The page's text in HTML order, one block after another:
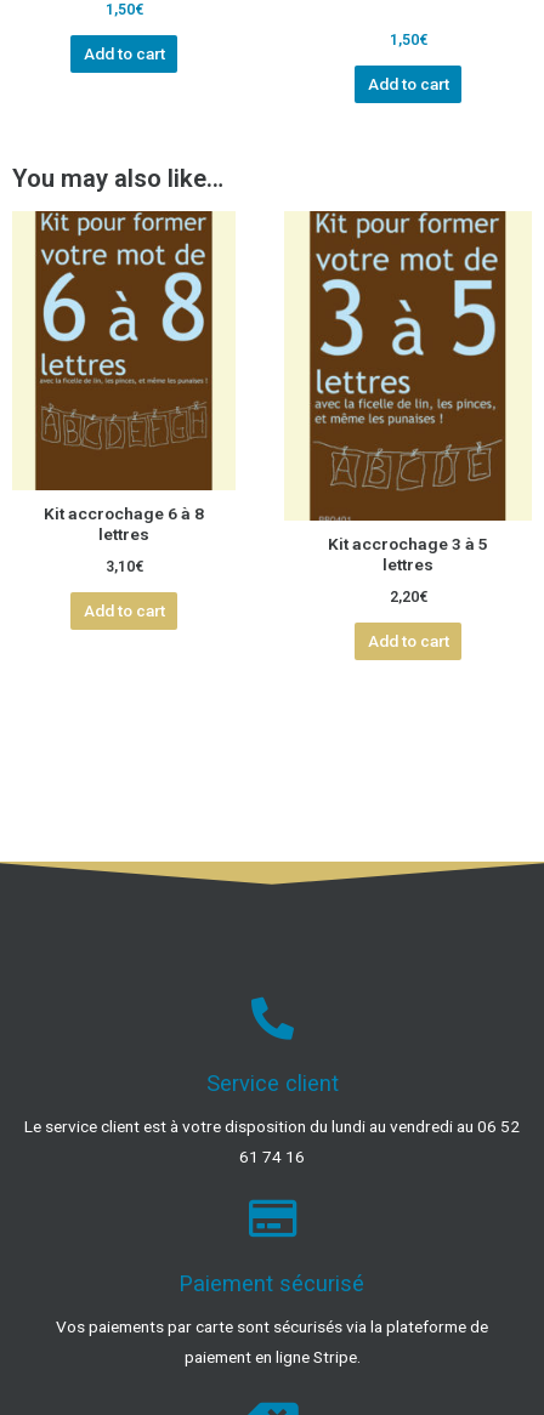
1,50€
Add to cart
1,50€
Add to cart
You may also like…
Kit accrochage 6 à 8
lettres
3,10€
Add to cart
Kit accrochage 3 à 5
lettres
2,20€
Add to cart
Service client
Le service client est à votre disposition du lundi au vendredi au 06 52
61 74 16
Paiement sécurisé
Vos paiements par carte sont sécurisés via la plateforme de
paiement en ligne Stripe.